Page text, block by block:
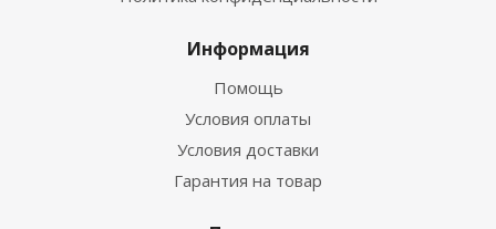
Информация
Помощь
Условия оплаты
Условия доставки
Гарантия на товар